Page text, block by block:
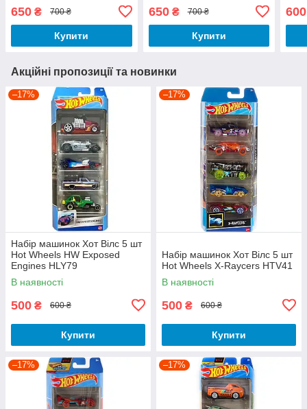
650 ₴ 700 ₴
Купити
650₴ 700 ₴
Купити
600
Акційні пропозиції та новинки
–17%
Набір машинок Хот Вілс 5 шт
Hot Wheels HW Exposed
Engines HLY79
В наявності
500 ₴ 600 ₴
Купити
–17%
Набір машинок Хот Вілс 5 шт
Hot Wheels X-Raycers HTV41
В наявності
500 ₴ 600 ₴
Купити
–17% –17%